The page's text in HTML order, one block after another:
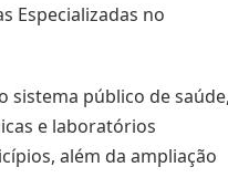
Especializadas no
sistema público de
e laboratórios
além da ampliação